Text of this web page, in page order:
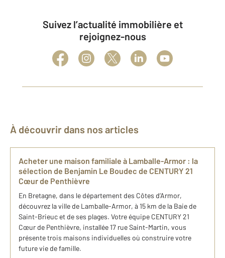
Suivez l’actualité immobilière et
rejoignez-nous
À découvrir dans nos articles
Acheter une maison familiale à Lamballe-Armor : ​la
sélection de Benjamin Le Boudec de CENTURY 21
Cœur de Penthièvre
En Bretagne, dans le département des Côtes d’Armor,
découvrez la ville de Lamballe-Armor, à 15 km de la Baie de
Saint-Brieuc et de ses plages. Votre équipe CENTURY 21
Cœur de Penthièvre, installée 17 rue Saint-Martin, vous
présente trois maisons individuelles où construire votre
future vie de famille.